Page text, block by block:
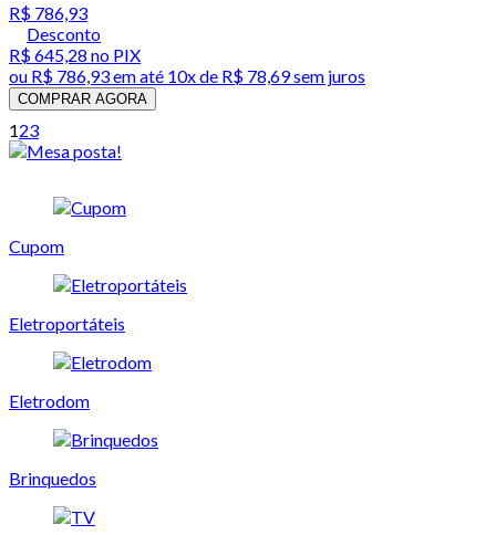
R$ 786,93
Desconto
R$ 645,28 no PIX
ou R$ 786,93em até 10x de R$ 78,69 sem juros
COMPRAR AGORA
123
Cupom
Eletroportáteis
Eletrodom
Brinquedos